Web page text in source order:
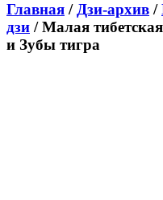
Главная / Дзи-архив /
дзи / Малая
и Зубы тигра